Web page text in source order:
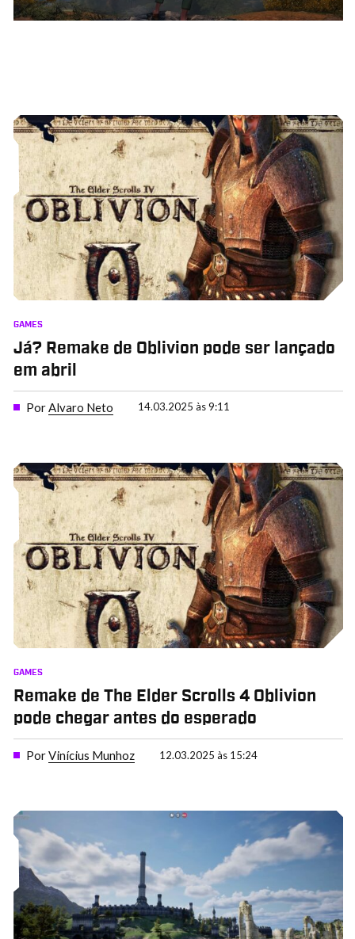
GAMES
Já? Remake de Oblivion pode ser lançado
em abril
PorAlvaro Neto 14.03.2025 às 9:11
GAMES
Remake de The Elder Scrolls 4 Oblivion
pode chegar antes do esperado
PorVinícius Munhoz 12.03.2025 às 15:24